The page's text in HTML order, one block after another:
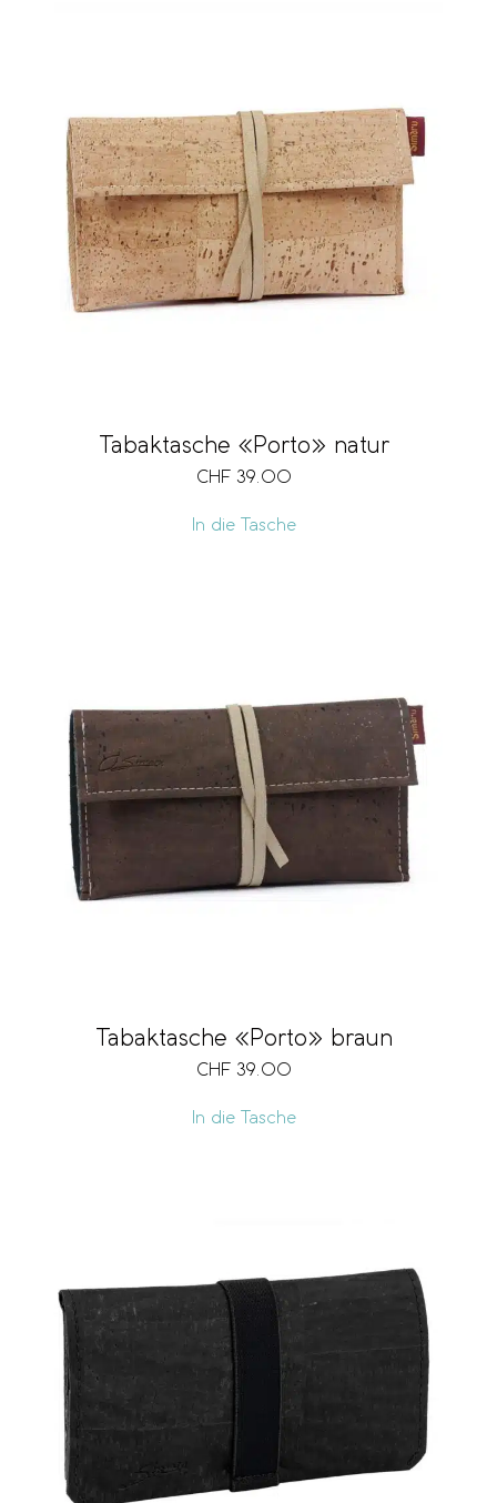
Tabaktasche «Porto» natur
CHF 39.00
In die Tasche
Tabaktasche «Porto» braun
CHF 39.00
In die Tasche